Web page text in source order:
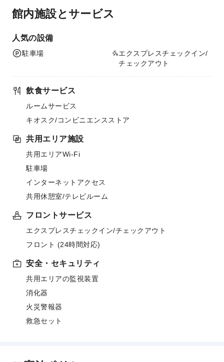
館内施設とサービス
人気の設備
駐車場
エクスプレスチェックイン/
チェックアウト
飲食サービス
ルームサービス
キオスク/コンビニエンスストア
共用エリア施設
共用エリアWi-Fi
駐車場
インターネットアクセス
共用休憩室/テレビルーム
フロントサービス
エクスプレスチェックイン/チェックアウト
フロント (24時間対応)
安全・セキュリティ
共用エリアの監視装置
消化器
火災警報器
救急セット